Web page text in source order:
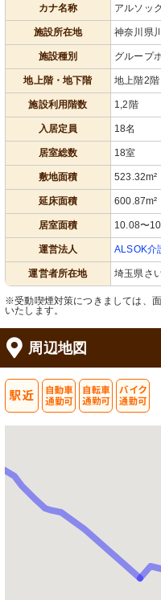
カナ名称 アルソッ
施設所在地 神奈川県
施設種別 グループ
地上階・地下階 地上階2階
施設利用階数 1,2階
入居定員 18名
居室総数 18室
敷地面積 523.32m²
延床面積 600.87m²
居室面積 10.08〜
運営法人 ALSOK介
運営者所在地 埼玉県さ
※受動喫煙対策につきましては、
いたします。
周辺地図